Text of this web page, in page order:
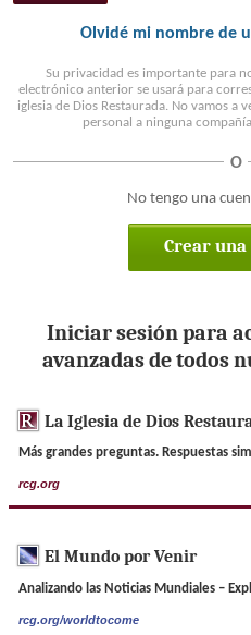
Olvidé mi nombre de
Su privacidad es importante para
electrónico anterior se usará para
iglesia de Dios Restaurada. No vamos
personal a ninguna
O
No tengo una
Crear una
Iniciar sesión para
avanzadas de todos
La Iglesia de Dios
Más grandes preguntas. Respuestas
rcg.org
El Mundo por Venir
Analizando las Noticias Mundiales –
rcg.org/worldtocome